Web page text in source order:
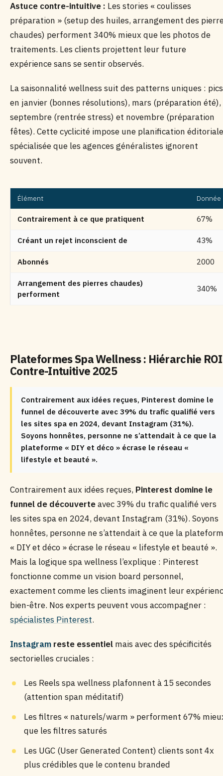
Astuce contre-intuitive : Les stories « coulisses
préparation » (setup des huiles, arrangement des
chaudes) performent 340% mieux que les photos de
traitements. Les clients projettent leur future
expérience sans se sentir observés.
La saisonnalité wellness suit des patterns uniques : pics
en janvier (bonnes résolutions), mars (préparation été),
septembre (rentrée stress) et novembre (préparation
fêtes). Cette cyclicité impose une planification éditoriale
spécialisée que les agences généralistes ignorent
souvent.
Élément Donnée
Contrairement à ce que pratiquent 67%
Créant un rejet inconscient de 43%
Abonnés 2000
Arrangement des pierres chaudes)
performent
340%
Plateformes Spa Wellness : Hiérarchie ROI
Contre-Intuitive 2025
Contrairement aux idées reçues, Pinterest domine le
funnel de découverte avec 39% du trafic qualifié vers
les sites spa en 2024, devant Instagram (31%).
Soyons honnêtes, personne ne s’attendait à ce que la
plateforme « DIY et déco » écrase le réseau «
lifestyle et beauté ».
Contrairement aux idées reçues, Pinterest domine le
funnel de découverteavec 39% du trafic qualifié vers
les sites spa en 2024, devant Instagram (31%). Soyons
honnêtes, personne ne s’attendait à ce que la
« DIY et déco » écrase le réseau « lifestyle et beauté ».
Mais la logique spa wellness l’explique : Pinterest
fonctionne comme un vision board personnel,
exactement comme les clients imaginent leur
bien-être. Nos experts peuvent vous accompagner :
spécialistes Pinterest.
Instagram reste essentiel mais avec des spécificités
sectorielles cruciales :
Les Reels spa wellness plafonnent à 15 secondes
(attention span méditatif)
Les filtres « naturels/warm » performent 67%
que les filtres saturés
Les UGC (User Generated Content) clients sont 4x
plus crédibles que le contenu branded